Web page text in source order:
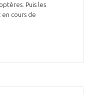
Puis les
cours de